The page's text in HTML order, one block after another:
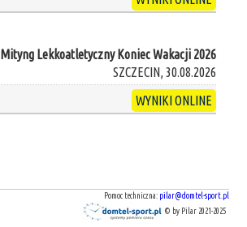
Mityng Lekkoatletyczny Koniec Wakacji 2026
SZCZECIN, 30.08.2026
WYNIKI ONLINE
Pomoc techniczna: pilar@domtel-sport.pl
© by Pilar 2021-2025